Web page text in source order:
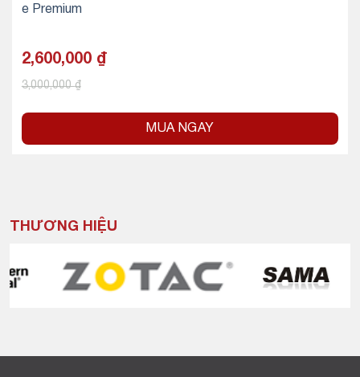
e Premium
2,600,000 ₫
3,000,000₫
MUA NGAY
THƯƠNG HIỆU